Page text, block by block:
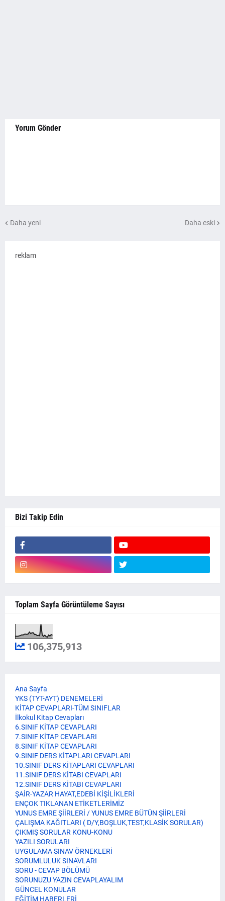
Yorum Gönder
Daha yeni Daha eski
reklam
Bizi Takip Edin
Toplam Sayfa Görüntüleme Sayısı
106,375,913
Ana Sayfa
YKS (TYT-AYT) DENEMELERİ
KİTAP CEVAPLARI-TÜM SINIFLAR
İlkokul Kitap Cevapları
6.SINIF KİTAP CEVAPLARI
7.SINIF KİTAP CEVAPLARI
8.SINIF KİTAP CEVAPLARI
9.SINIF DERS KİTAPLARI CEVAPLARI
10.SINIF DERS KİTAPLARI CEVAPLARI
11.SINIF DERS KİTABI CEVAPLARI
12.SINIF DERS KİTABI CEVAPLARI
ŞAİR-YAZAR HAYAT,EDEBİ KİŞİLİKLERİ
ENÇOK TIKLANAN ETİKETLERİMİZ
YUNUS EMRE ŞİİRLERİ / YUNUS EMRE BÜTÜN ŞİİRLERİ
ÇALIŞMA KAĞITLARI ( D/Y,BOŞLUK,TEST,KLASİK SORULAR)
ÇIKMIŞ SORULAR KONU-KONU
YAZILI SORULARI
UYGULAMA SINAV ÖRNEKLERİ
SORUMLULUK SINAVLARI
SORU - CEVAP BÖLÜMÜ
SORUNUZU YAZIN CEVAPLAYALIM
GÜNCEL KONULAR
EĞİTİM HABERLERİ